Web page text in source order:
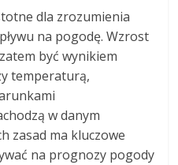
dla zrozumienia
na pogodę. Wzrost
być wynikiem
temperaturą,
w danym
zasad ma kluczowe
na prognozy pogody